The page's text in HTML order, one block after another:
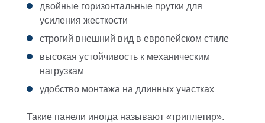
двойные горизонтальные прутки для
усиления жесткости
строгий внешний вид в европейском стиле
высокая устойчивость к механическим
нагрузкам
удобство монтажа на длинных участках
Такие панели иногда называют «триплетир».